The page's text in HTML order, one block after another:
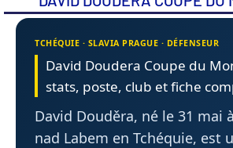
TCHÉQUIE · SLAVIA PRAGUE · DÉFENSEUR
David Doudera Coupe du
stats, poste, club et fiche
David Douděra, né le 31 mai
nad Labem en Tchéquie, est